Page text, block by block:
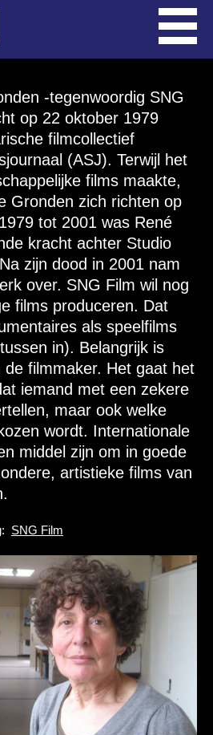
-tegenwoordig SNG
op 22 oktober 1979
filmcollectief
(ASJ). Terwijl het
films maakte,
Gronden zich richten op
tot 2001 was René
kracht achter Studio
zijn dood in 2001 nam
over. SNG Film wil nog
films produceren. Dat
als speelfilms
in). Belangrijk is
de filmmaker. Het gaat het
iemand met een zekere
maar ook welke
wordt. Internationale
middel zijn om in goede
artistieke films van
SNG Film